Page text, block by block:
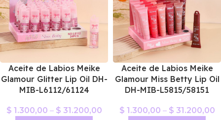
Aceite de Labios Meike
Glamour Glitter Lip Oil DH-
MIB-L6112/61124
$ 1.300,00 – $ 31.200,00
Aceite de Labios Meike
Glamour Miss Betty Lip Oil
DH-MIB-L5815/58151
$ 1.300,00 – $ 31.200,00